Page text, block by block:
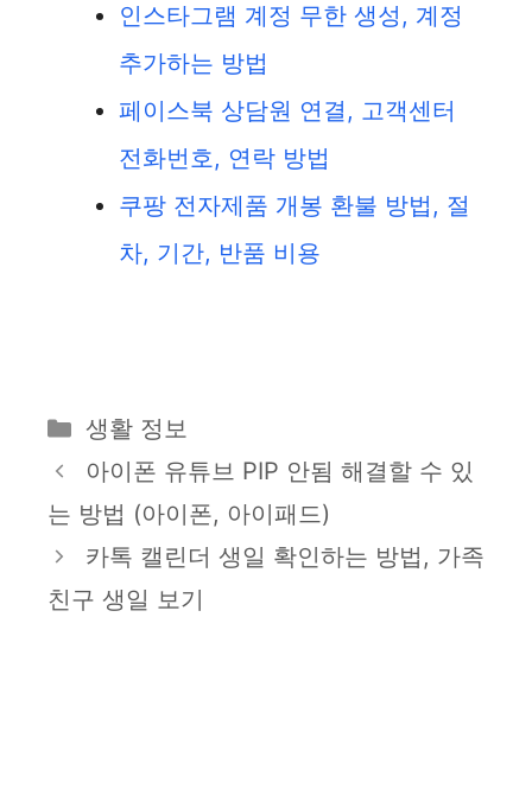
인스타그램 계정 무한 생성, 계정
추가하는 방법
페이스북 상담원 연결, 고객센터
전화번호, 연락 방법
쿠팡 전자제품 개봉 환불 방법, 절
차, 기간, 반품 비용
카
테
리
생활 정보
아이폰 유튜브 PIP 안됨 해결할 수 있
는 방법 (아이폰, 아이패드)
카톡 캘린더 생일 확인하는 방법, 가족
친구 생일 보기